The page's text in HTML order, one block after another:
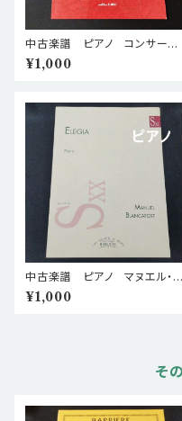
中古楽譜 ピアノ コンサート
ピースコレクション 2005
棚BASEa5
¥1,000
中古楽譜 ピアノ マヌエル・ブ
ランカフォート 悲歌 棚BA
SEa5
¥1,000
そ